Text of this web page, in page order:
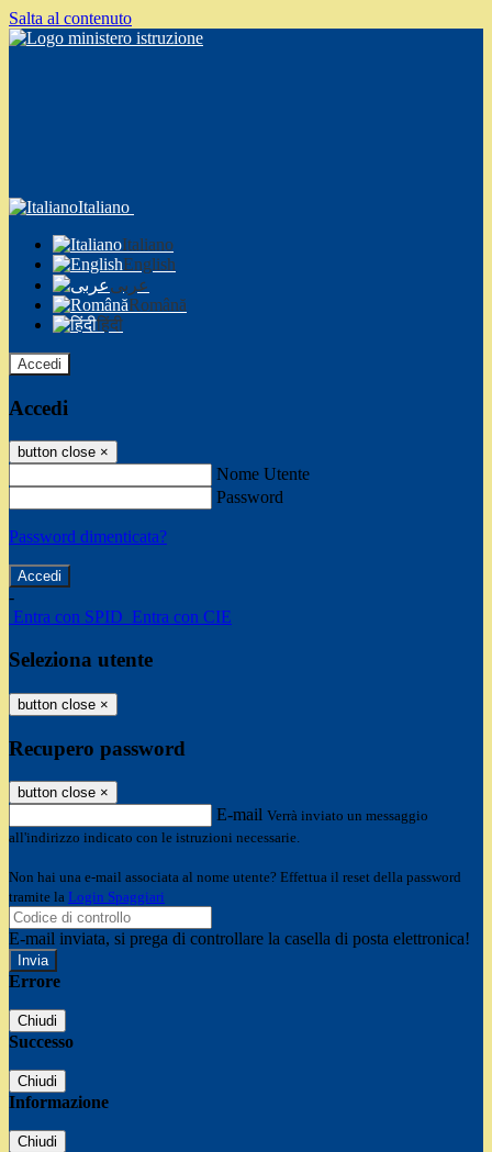
Salta al contenuto
Italiano
Italiano
English
عربى
Română
हिंदी
Accedi
Accedi
button close ×
Nome Utente
Password
Password dimenticata?
-
Entra con SPID Entra con CIE
Seleziona utente
button close ×
Recupero password
button close ×
E-mail Verrà inviato un messaggio
all'indirizzo indicato con le istruzioni necessarie.
Non hai una e-mail associata al nome utente? Effettua il reset della password
tramite la Login Spaggiari
E-mail inviata, si prega di controllare la casella di posta elettronica!
Errore
Chiudi
Successo
Chiudi
Informazione
Chiudi